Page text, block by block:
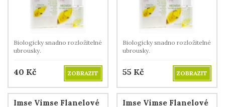
Biologicky snadno rozložitelné
ubrousky.
40 Kč ZOBRAZIT
Biologicky snadno rozložitelné
ubrousky.
55 Kč ZOBRAZIT
Imse Vimse Flanelové
Imse Vimse Flanelové